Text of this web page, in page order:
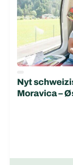
Nyt
Moravica –